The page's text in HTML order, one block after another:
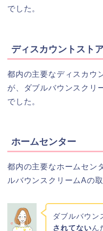
でした。
ディスカウントスト
都内の主要なディスカウ
が、ダブルバウンスクリ
でした。
ホームセンター
都内の主要なホームセン
ルバウンスクリームAの
ダブルバウン
されてないん